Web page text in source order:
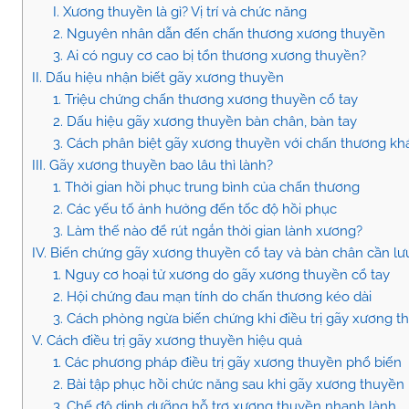
I. Xương thuyền là gì? Vị trí và chức năng
2. Nguyên nhân dẫn đến chấn thương xương thuyền
3. Ai có nguy cơ cao bị tổn thương xương thuyền?
II. Dấu hiệu nhận biết gãy xương thuyền
1. Triệu chứng chấn thương xương thuyền cổ tay
2. Dấu hiệu gãy xương thuyền bàn chân, bàn tay
3. Cách phân biệt gãy xương thuyền với chấn thương
III. Gãy xương thuyền bao lâu thì lành?
1. Thời gian hồi phục trung bình của chấn thương
2. Các yếu tố ảnh hưởng đến tốc độ hồi phục
3. Làm thế nào để rút ngắn thời gian lành xương?
IV. Biến chứng gãy xương thuyền cổ tay và bàn chân cần
1. Nguy cơ hoại tử xương do gãy xương thuyền cổ tay
2. Hội chứng đau mạn tính do chấn thương kéo dài
3. Cách phòng ngừa biến chứng khi điều trị gãy xương
V. Cách điều trị gãy xương thuyền hiệu quả
1. Các phương pháp điều trị gãy xương thuyền phổ biến
2. Bài tập phục hồi chức năng sau khi gãy xương thuyền